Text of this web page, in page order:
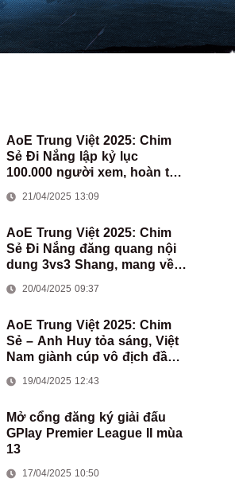
AoE Trung Việt 2025: Chim
Sẻ Đi Nắng lập kỷ lục
100.000 người xem, hoàn tất
Việt Nam
21/04/2025 13:09
AoE Trung Việt 2025: Chim
Sẻ Đi Nắng đăng quang nội
dung 3vs3 Shang, mang về
đoàn AoE Việt Nam
20/04/2025 09:37
AoE Trung Việt 2025: Chim
Sẻ – Anh Huy tỏa sáng, Việt
Nam giành cúp vô địch đầu
19/04/2025 12:43
Mở cổng đăng ký giải đấu
GPlay Premier League II mùa
13
17/04/2025 10:50